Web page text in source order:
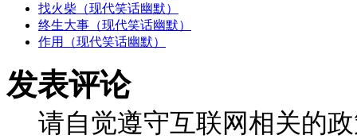
找火柴（现代笑话幽默）
终生大事（现代笑话幽默）
作用（现代笑话幽默）
发表评论
请自觉遵守互联网相关的